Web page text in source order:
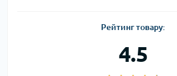
Рейтинг товару:
4.5